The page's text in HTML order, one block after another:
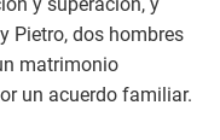
Pietro, dos hombres
matrimonio
un acuerdo familiar.